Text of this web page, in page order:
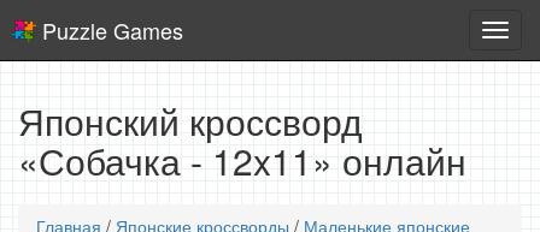
игры
Puzzle Games
Японский кроссворд
«Собачка - 12x11» онлайн
Главная / Японские кроссворды / Маленькие японские